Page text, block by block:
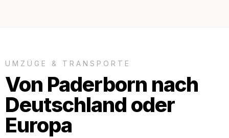
UMZÜGE & TRANSPORTE
Von Paderborn nach
Deutschland oder
Europa